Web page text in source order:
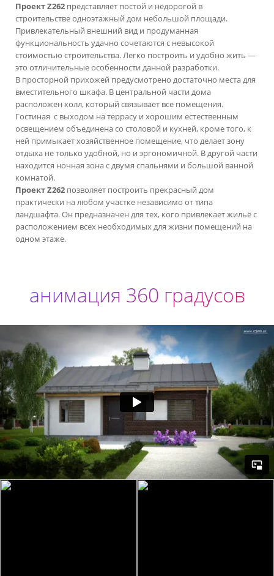
Проект Z262 представляет постой и недорогой в
строительстве одноэтажный дом небольшой площади.
Привлекательный внешний вид и продуманная
функциональность удачно сочетаются с невысокой
стоимостью строительства. Легко построить и удобно жить —
это отличительные особенности данной разработки.
В просторной прихожей предусмотрено достаточно места для
вместительного шкафа. В центральной части дома
расположен холл, который связывает все помещения.
Гостиная с выходом на террасу и хорошим естественным
освещением объединена со столовой и кухней, кроме того, к
ней примыкает хозяйственное помещение, что делает зону
отдыха не только удобной, но и эргономичной. В другой части
находится ночная зона с двумя спальнями и большой ванной
комнатой.
Проект Z262 позволяет построить прекрасный дом
практически на любом участке независимо от типа
ландшафта. Он предназначен для тех, кого привлекает жильё с
расположением всех необходимых для жизни помещений на
одном этаже.
анимация 360 градусов